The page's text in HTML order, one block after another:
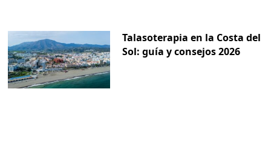
Talasoterapia en la Costa del
Sol: guía y consejos 2026